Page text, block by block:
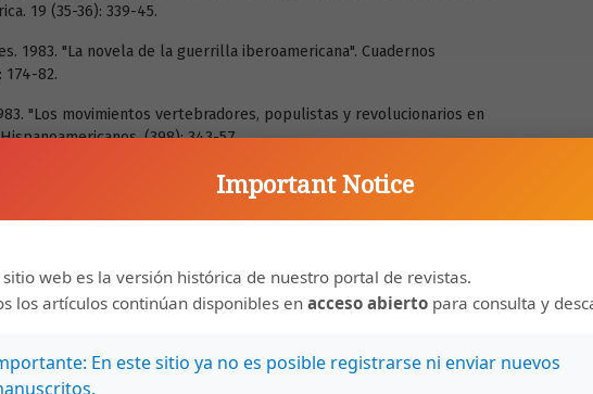
19 (35-36): 339-45.
1983. "La novela de la guerrilla iberoamericana". Cuadernos
174-82.
"Los movimientos vertebradores, populistas y revolucionarios en
(398): 343-57.
sandinismo y compromiso". Revista Iberoamericana.
nicaragüense en la poesía". Revista Iberoamericana. (157): 933-58.
Important Notice
sitio web es la versión histórica de nuestro portal de revistas.
los artículos continúan disponibles en acceso abierto para consulta y
En este sitio ya no es posible registrarse ni enviar nuevos